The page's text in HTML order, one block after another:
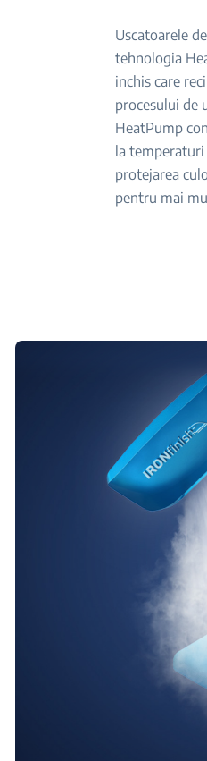
Uscatoarele
tehnologia
inchis care
procesului de
HeatPump
la
protejarea
pentru mai